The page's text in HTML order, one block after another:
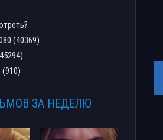
(40369)
(910)
ЗА НЕДЕЛЮ